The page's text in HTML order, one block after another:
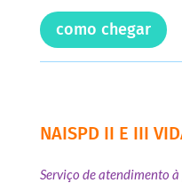
como chegar
NAISPD II E III
Serviço de atendimento